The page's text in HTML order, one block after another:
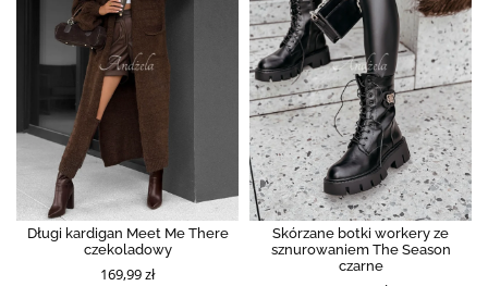
Długi kardigan Meet Me There
czekoladowy
169,99 zł
Skórzane botki workery ze
sznurowaniem The Season
czarne